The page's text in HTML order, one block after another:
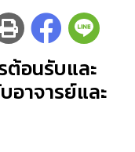
ต้อนรับและ
อาจารย์และ